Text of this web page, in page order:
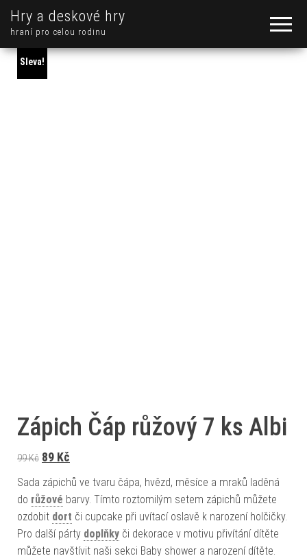
Hry a deskové hry
hraní pro celou rodinu
Sleva!
Zápich Čáp růžový 7 ks Albi
99Kč Původní cena byla: 99 Kč.
89 Kč
Sada zápichů ve tvaru čápa, hvězd, měsíce a mraků laděná
do růžové barvy. Tímto roztomilým setem zápichů můžete
ozdobit dort či cupcake při uvítací oslavě k narození holčičky.
Pro další párty doplňky či dekorace v motivu přivítání dítěte
můžete navštívit naši sekci Baby shower a narození dítěte.